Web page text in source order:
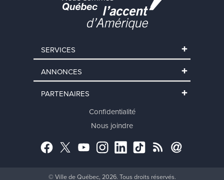
SERVICES
ANNONCES
PARTENAIRES
Confidentialité
Nous joindre
Facebook
TwitterYouTubeInstagram
LinkedInTikTokRSS Abonnement
© Ville de Québec, 2026. Tous droits réservés.